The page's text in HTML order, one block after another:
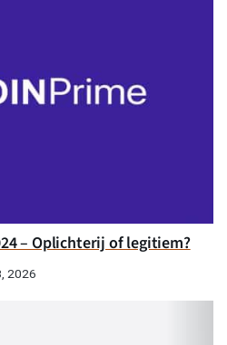
– Oplichterij of legitiem?
2026